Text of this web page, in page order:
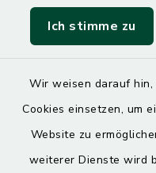
Ich stimme zu
Wir weisen darauf
Cookies einsetzen, um
Website zu
weiterer Dienste wird
SoNNe e. V.